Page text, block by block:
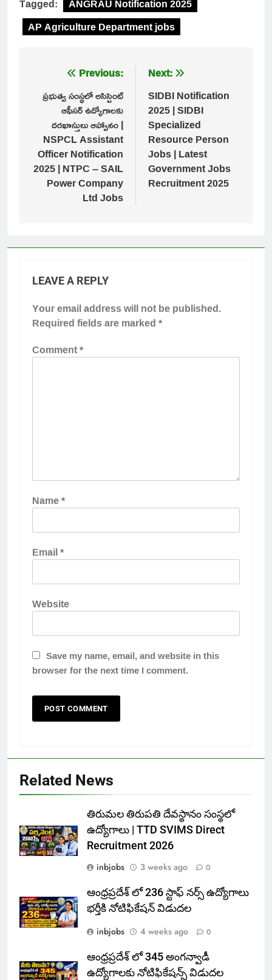
Tagged:
ANGRAU Notification 2025
AP Agriculture Department jobs
navigation
Previous:
ప్రభుత్వ సంస్థలో అసిస్టెంట్
ఆఫీసర్ ఉద్యోగాలకు
దరఖాస్తులు ఆహ్వానం |
NSPCL Assistant
Officer Notification
2025 | NTPC – SAIL
Power Company
Ltd Jobs
Next:
SIDBI Notification
2025 | SIDBI
Specialized
Resource Person
Jobs | Latest
Government Jobs
Recruitment 2025
LEAVE A REPLY
Your email address will not be published.
Required fields are marked*
Comment*
Name*
Email*
Website
Save my name, email, and website in this
browser for the next time I comment.
Related News
తిరుమల తిరుపతి దేవస్థానం సంస్థలో
ఉద్యోగాలు | TTD SVIMS Direct
Recruitment 2026
inbjobs
3 weeks ago 0
ఆంధ్రప్రదేశ్ లో 236 స్టాఫ్ నర్స్ ఉద్యోగాలు
భర్తీకి నోటిఫికేషన్ విడుదల
inbjobs
4 weeks ago 0
ఆంధ్రప్రదేశ్ లో 345 అంగన్వాడీ
ఉద్యోగాలకు నోటిఫికేషన్స్ విడుదల